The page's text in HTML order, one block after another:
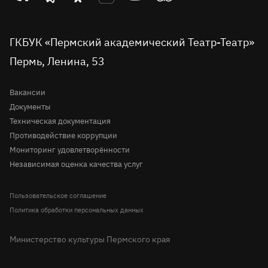
Доступная среда
Правила посещения театра
Молодёжная сцена
История
вконтакте
театр
telegram
театр
однокласниках
театр
rutube
театр
Tripadvisor
ГКБУК «Пермский академический Театр-Театр»
Пермь, Ленина, 53
Вакансии
Документы
Техническая документация
Противодействие коррупции
Мониторинг удовлетворённости
Независимая оценка качества услуг
Пользовательское соглашение
Политика обработки персональных данных
Министерство культуры Пермского края